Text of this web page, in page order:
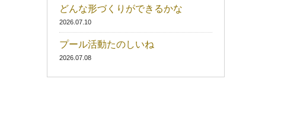
どんな形づくりができるかな
2026.07.10
プール活動たのしいね
2026.07.08